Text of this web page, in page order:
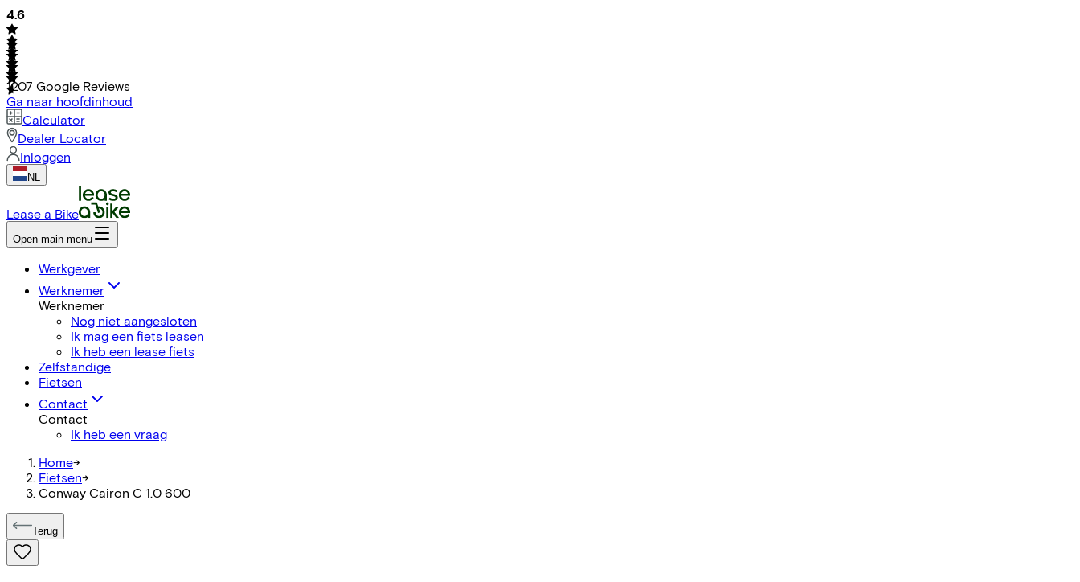
4.6
1207 Google Reviews
Ga naar hoofdinhoud
Calculator
Dealer Locator
Inloggen
NL
Lease a Bike
Open main menu
Werkgever
Werknemer
Werknemer
Nog niet aangesloten
Ik mag een fiets leasen
Ik heb een lease fiets
Zelfstandige
Fietsen
Contact
Contact
Ik heb een vraag
Home->
Fietsen->
Conway Cairon C 1.0 600
Terug